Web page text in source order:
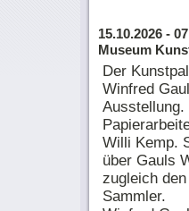
15.10.2026 -
Museum
Der
Winfred
Ausstellung.
Willi Kemp.
über Gauls
zugleich
Sammler.